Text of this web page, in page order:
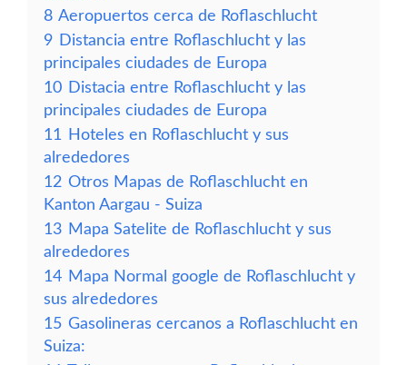
8 Aeropuertos cerca de Roflaschlucht
9 Distancia entre Roflaschlucht y las
principales ciudades de Europa
10 Distacia entre Roflaschlucht y las
principales ciudades de Europa
11
Hoteles en Roflaschlucht y sus
alrededores
12 Otros Mapas de Roflaschlucht en
Kanton Aargau - Suiza
13 Mapa Satelite de Roflaschlucht y sus
alrededores
14 Mapa Normal google de Roflaschlucht y
sus alrededores
15 Gasolineras cercanos a Roflaschlucht en
Suiza: